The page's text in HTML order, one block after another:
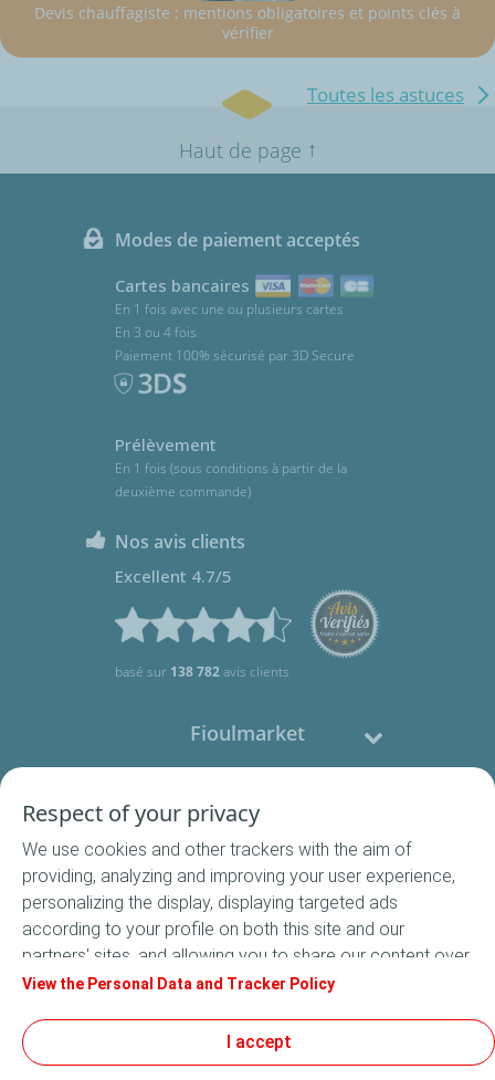
Devis chauffagiste : mentions obligatoires et points clés à
vérifier
Toutes les astuces
Haut de page ↑
Modes de paiement acceptés
Cartes bancaires
En 1 fois avec une ou plusieurs cartes
En 3 ou 4 fois
Paiement 100% sécurisé par 3D Secure
Prélèvement
En 1 fois (sous conditions à partir de la
deuxième commande)
Nos avis clients
Excellent 4.7/5
basé sur 138 782avis clients
Fioulmarket
Nous contacter
Suivez-nous
Conditions Générales de Vente
Respect of your privacy
We use cookies and other trackers with the aim of
providing, analyzing and improving your user experience,
personalizing the display, displaying targeted ads
according to your profile on both this site and our
partners' sites, and allowing you to share our content over
social media. In accordance with French legislation,
default. You can change your cookie settings at any time
by clicking on the "Manage my cookies" button. By clicking
View the Personal Data and Tracker Policy
I accept